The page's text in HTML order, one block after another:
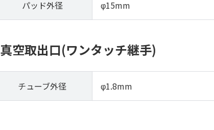
パッド外径 φ15mm
真空取出口(ワンタッチ継手)
チューブ外径 φ1.8mm